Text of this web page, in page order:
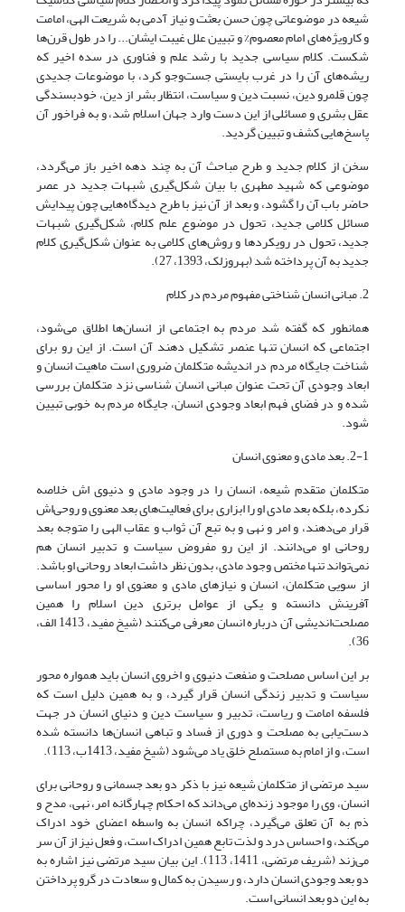
شیعه در موضوعاتی چون حسن بعثت و نیاز آدمی به شریعت الهی، امامت
و کارویژه‌های امام معصوم% و تبیین علل غیبت ایشان... را در طول قرن‌ها
شکست. کلام سیاسی جدید با رشد علم و فناوری در سده اخیر که
ریشه‌های آن را در غرب بایستی جست‌وجو کرد، با موضوعات جدیدی
چون قلمرو دین، نسبت دین و سیاست، انتظار بشر از دین، خودبسندگی
عقل بشری و مسائلی از این دست وارد جهان اسلام شد، و به فراخور آن
پاسخ‌هایی کشف و تبیین گردید.
سخن از کلام جدید و طرح مباحث آن به چند دهه اخیر باز می‌گردد،
موضوعی که شهید مطهری با بیان شکل‌گیری شبهات جدید در عصر
حاضر باب آن را گشود، و بعد از آن نیز با طرح دیدگاه‌هایی چون پیدایش
مسائل کلامی جدید، تحول در موضوع علم کلام، شکل‌گیری شبهات
جدید، تحول در رویکردها و روش‌های کلامی به عنوان شکل‌گیری کلام
جدید به آن پرداخته شد (بهروزلک، 1393، 27).
2. مبانی انسان شناختی مفهوم مردم در کلام
همانطور که گفته شد مردم به اجتماعی از انسان‌ها اطلاق می‌شود،
اجتماعی که انسان تنها عنصر تشکیل دهند آن است. از این رو برای
شناخت جایگاه مردم در اندیشه متکلمان ضروری است ماهیت انسان و
ابعاد وجودی آن تحت عنوان مبانی انسان شناسی نزد متکلمان بررسی
شده و در فضای فهم ابعاد وجودی انسان، جایگاه مردم به خوبی تبیین
شود.
2-1. بعد مادی و معنوی انسان
متکلمان متقدم شیعه، انسان را در وجود مادی و دنیوی اش خلاصه
نکرده، بلکه بعد مادی او را ابزاری برای فعالیت‌های بعد معنوی و روحی‌اش
قرار می‌دهند، و امر و نهی و به تبع آن ثواب و عقاب الهی را متوجه بعد
روحانی او می‌دانند. از این رو مفروض سیاست و تدبیر انسان هم
نمی‌تواند تنها مختص وجود مادی، بدون نظر داشت ابعاد روحانی او باشد.
از سویی متکلمان، انسان و نیازهای مادی و معنوی او را محور اساسی
آفرینش دانسته و یکی از عوامل برتری دین اسلام را همین
مصلحت‌اندیشی آن درباره انسان معرفی می‌کنند (شیخ مفید، 1413 الف،
36).
بر این اساس مصلحت و منفعت دنیوی و اخروی انسان باید همواره محور
سیاست و تدبیر زندگی انسان قرار گیرد، و به همین دلیل است که
فلسفه امامت و ریاست، تدبیر و سیاست دین و دنیای انسان در جهت
دست‌یابی به مصلحت و دوری از فساد و تباهی انسان‌ها دانسته شده
است، و از امام به مستصلح خلق یاد می‌شود (شیخ مفید، 1413ب، 113).
سید مرتضی از متکلمان شیعه نیز با ذکر دو بعد جسمانی و روحانی برای
انسان، وی را موجود زنده‌ای می‌داند که احکام چهارگانه امر، نهی، مدح و
ذم به آن تعلق می‌گیرد، چراکه انسان به واسطه اعضای خود ادراک
می‌کند، و احساس درد و لذت تابع همین ادراک است، و فعل نیز از آن سر
می‌زند (شریف مرتضی، 1411، 113). این بیان سید مرتضی نیز اشاره به
دو بعد وجودی انسان دارد، و رسیدن به کمال و سعادت در گرو پرداختن
به این دو بعد انسانی است.